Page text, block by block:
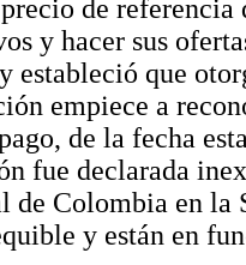
de
y hacer sus
estableció que
empiece a
de la fecha
fue declarada
de Colombia en la
y están en